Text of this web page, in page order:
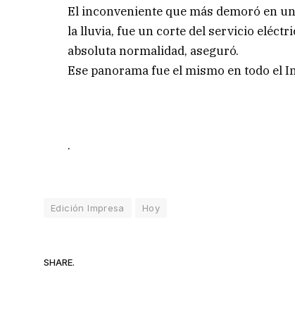
El inconveniente que más demoró en
la lluvia, fue un corte del servicio
absoluta normalidad, aseguró.
Ese panorama fue el mismo en todo el
.
Edición Impresa Hoy
SHARE.